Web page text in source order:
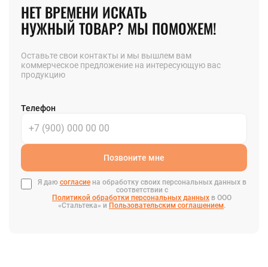
НЕТ ВРЕМЕНИ ИСКАТЬ
НУЖНЫЙ ТОВАР? МЫ ПОМОЖЕМ!
Оставьте свои контакты и мы вышлем вам
коммерческое предложение на интересующую вас
продукцию
Телефон
Позвоните мне
Я даю согласиена обработку своих персональных данных в
соответствии с
Политикой обработки персональных данных в ООО
«Стальтека» и Пользовательским соглашением.